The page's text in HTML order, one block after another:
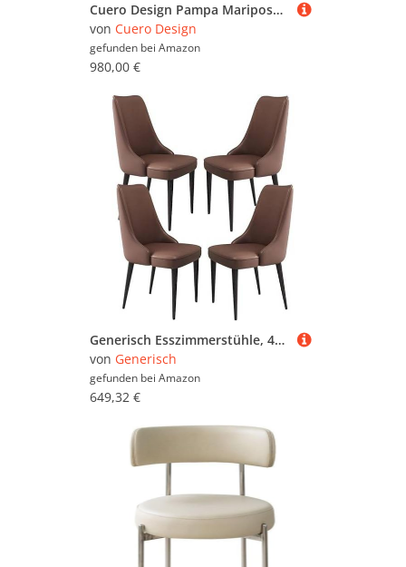
Cuero Design Pampa Mariposa Butterfly Chair Stuhl Leder/Stahl Crude Oak/Black, Maße: H 92cm x B 87cm x T 86cm, 1026
von Cuero Design
gefunden bei Amazon
980,00 €
Generisch Esszimmerstühle, 4er-Set, Mikrofaser-Leder, Küchentisch-Seitenstühle, Arbeitszimmer-Loungesessel, stabile Beine aus Kohlenstoffstahl(Coffee,Black Leg)
von Generisch
gefunden bei Amazon
649,32 €